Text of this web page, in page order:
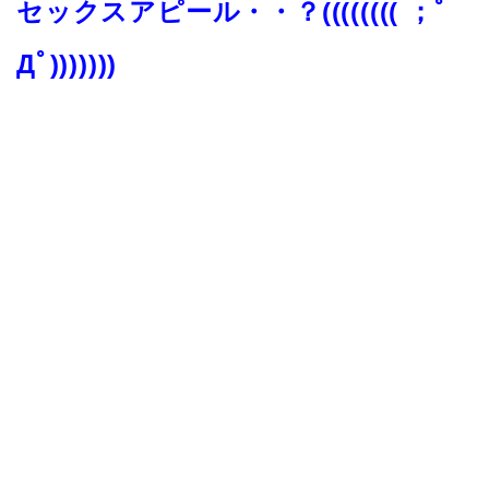
セックスアピール・・？(((((((( ；ﾟ
Дﾟ)))))))